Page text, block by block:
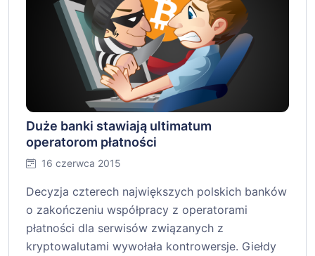
Duże banki stawiają ultimatum
operatorom płatności
16 czerwca 2015
Decyzja czterech największych polskich banków
o zakończeniu współpracy z operatorami
płatności dla serwisów związanych z
kryptowalutami wywołała kontrowersje. Giełdy